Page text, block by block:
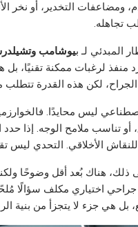
ومضاعفات التخدير، أو نخر
تجاهله.
المبدئي لـ بيوشامب
لرغبات ممكنة تقنيًا، بل
لكن هذه القدرة تتطلب
ليس محايدًا.
أو تناسب ملامح الوجه. إذا
الأخلاقي. التحدي ليس
ذلك، هناك بُعد أقل وضوحًا
اختياري مكلف سؤالًا مُلحًا:
بل هي جزء لا يتجزأ من بنية